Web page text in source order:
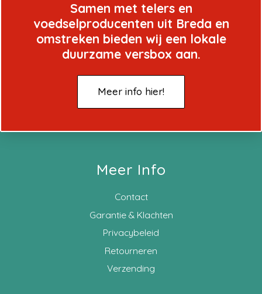
Samen met telers en
voedselproducenten uit Breda en
omstreken bieden wij een lokale
duurzame versbox aan.
Meer info hier!
Meer Info
Contact
Garantie & Klachten
Privacybeleid
Retourneren
Verzending